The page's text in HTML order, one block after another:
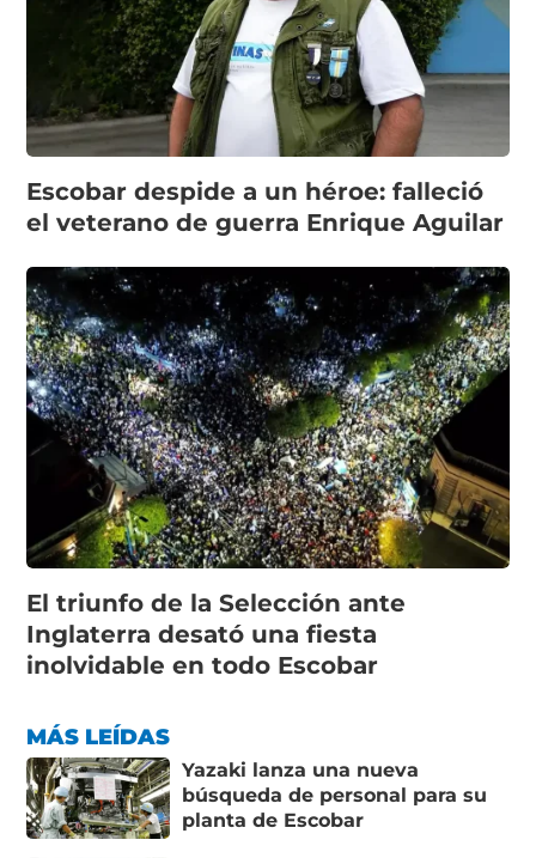
Escobar despide a un héroe: falleció
el veterano de guerra Enrique Aguilar
El triunfo de la Selección ante
Inglaterra desató una fiesta
inolvidable en todo Escobar
MÁS LEÍDAS
Yazaki lanza una nueva
búsqueda de personal para su
planta de Escobar